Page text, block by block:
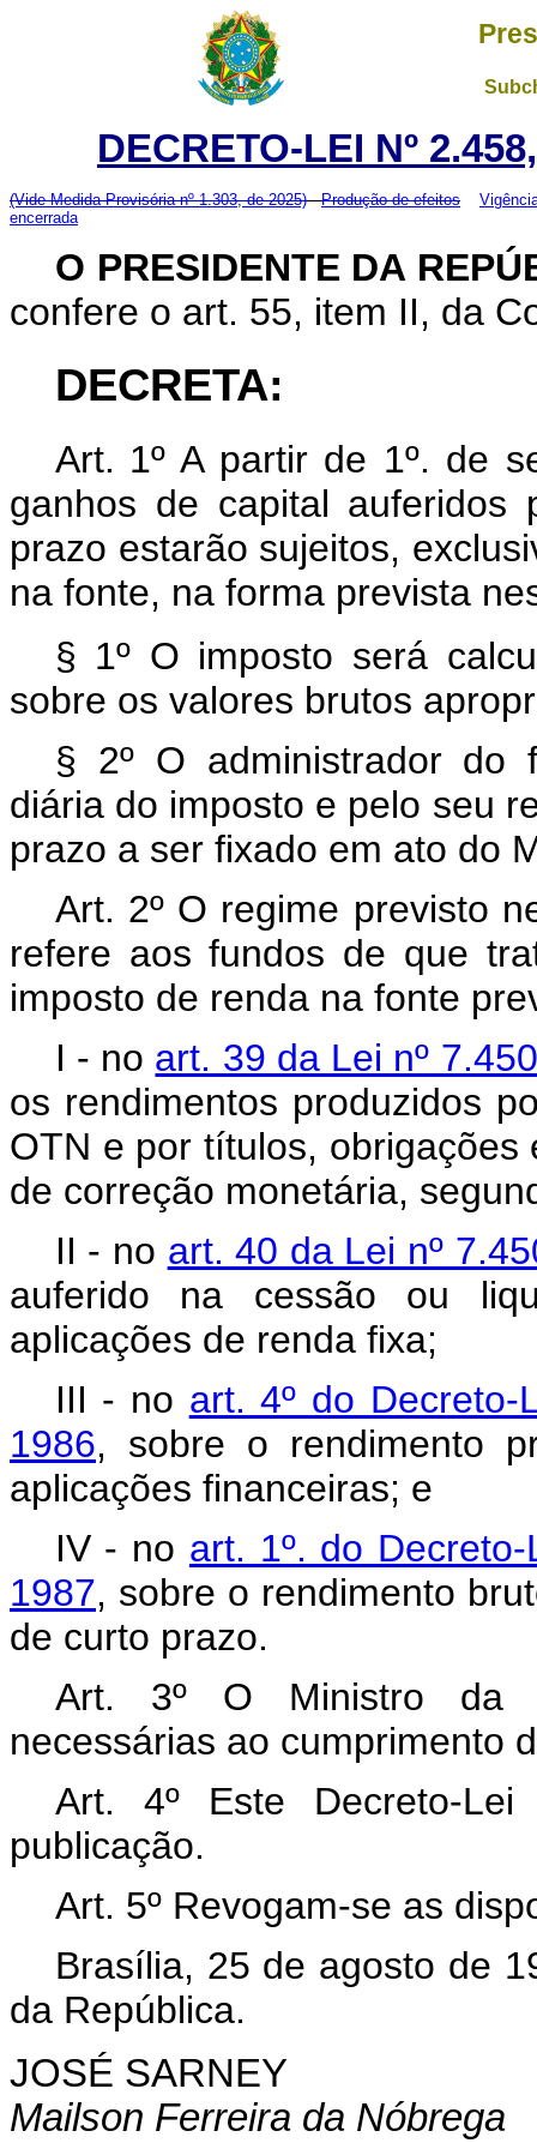
DECRETO-LEI Nº
(Vide Medida Provisória nº 1.303, de 2025) Produção de efeitos
encerrada
O PRESIDENTE DA
confere o art. 55, item II, da
DECRETA:
Art. 1º A partir de 1º. de
ganhos de capital auferidos
prazo estarão sujeitos,
na fonte, na forma prevista
§ 1º O imposto será
sobre os valores brutos
§ 2º O administrador do
diária do imposto e pelo seu
prazo a ser fixado em ato do
Art. 2º O regime previsto
refere aos fundos de que
imposto de renda na fonte
I - no art. 39 da Lei nº
os rendimentos produzidos
OTN e por títulos,
de correção monetária,
II - no art. 40 da Lei nº
auferido na cessão ou
aplicações de renda fixa;
III - no art. 4º do
1986, sobre o rendimento
aplicações financeiras; e
IV - no art. 1º. do
1987, sobre o rendimento
de curto prazo.
Art. 3º O Ministro da
necessárias ao cumprimento
Art. 4º Este Decreto-
publicação.
Art. 5º Revogam-se as
Brasília, 25 de agosto de
da República.
JOSÉ SARNEY
Mailson Ferreira da Nóbrega